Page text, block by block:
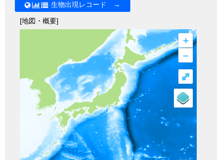
生物出現レコード →
[地図・概要]
+
–
⤢